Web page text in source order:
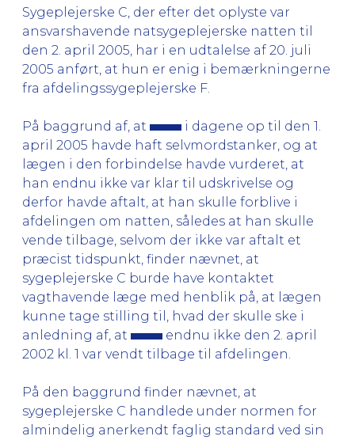
Sygeplejerske C, der efter det oplyste var
ansvarshavende natsygeplejerske natten til
den 2. april 2005, har i en udtalelse af 20. juli
2005 anført, at hun er enig i bemærkningerne
fra afdelingssygeplejerske F.
På baggrund af, at
i dagene op til den 1.
april 2005 havde haft selvmordstanker, og at
lægen i den forbindelse havde vurderet, at
han endnu ikke var klar til udskrivelse og
derfor havde aftalt, at han skulle forblive i
afdelingen om natten, således at han skulle
vende tilbage, selvom der ikke var aftalt et
præcist tidspunkt, finder nævnet, at
sygeplejerske C burde have kontaktet
vagthavende læge med henblik på, at lægen
kunne tage stilling til, hvad der skulle ske i
anledning af, at
endnu ikke den 2. april
2002 kl. 1 var vendt tilbage til afdelingen.
På den baggrund finder nævnet, at
sygeplejerske C handlede under normen for
almindelig anerkendt faglig standard ved sin